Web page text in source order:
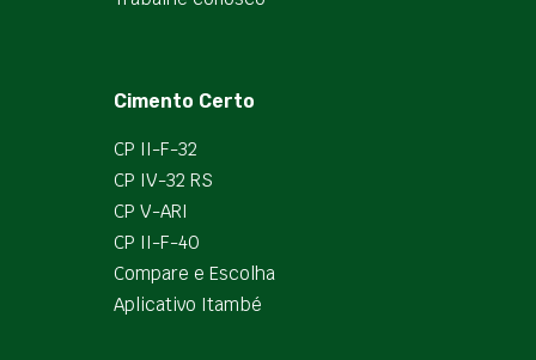
Cimento Certo
CP II-F-32
CP IV-32 RS
CP V-ARI
CP II-F-40
Compare e Escolha
Aplicativo Itambé